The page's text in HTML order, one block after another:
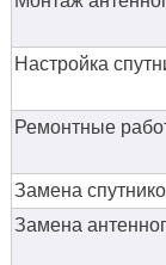
Настройка
Ремонтные
Замена
Замена